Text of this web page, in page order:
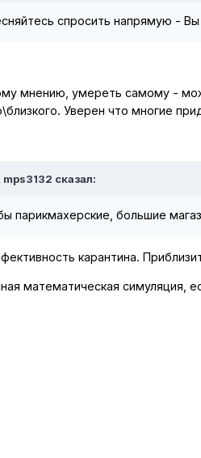
спросить напрямую -
мнению, умереть самому -
Уверен что многие
сказал:
парикмахерские, большие
карантина.
математическая симуляция,